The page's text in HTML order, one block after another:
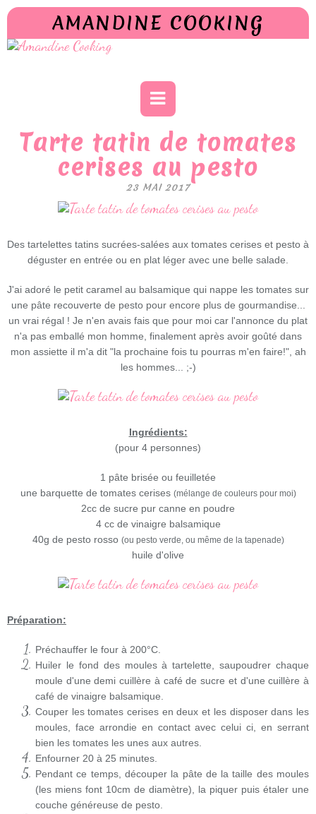
AMANDINE COOKING
Tarte tatin de tomates
cerises au pesto
23 MAI 2017
Des tartelettes tatins sucrées-salées aux tomates cerises et pesto à
déguster en entrée ou en plat léger avec une belle salade.
J'ai adoré le petit caramel au balsamique qui nappe les tomates sur
une pâte recouverte de pesto pour encore plus de gourmandise...
un vrai régal ! Je n'en avais fais que pour moi car l'annonce du plat
n'a pas emballé mon homme, finalement après avoir goûté dans
mon assiette il m'a dit "la prochaine fois tu pourras m'en faire!", ah
les hommes... ;-)
Ingrédients:
(pour 4 personnes)
1 pâte brisée ou feuilletée
une barquette de tomates cerises (mélange de couleurs pour moi)
2cc de sucre pur canne en poudre
4 cc de vinaigre balsamique
40g de pesto rosso (ou pesto verde, ou même de la tapenade)
huile d'olive
Préparation:
Préchauffer le four à 200°C.
Huiler le fond des moules à tartelette, saupoudrer chaque
moule d'une demi cuillère à café de sucre et d'une cuillère à
café de vinaigre balsamique.
Couper les tomates cerises en deux et les disposer dans les
moules, face arrondie en contact avec celui ci, en serrant
bien les tomates les unes aux autres.
Enfourner 20 à 25 minutes.
Pendant ce temps, découper la pâte de la taille des moules
(les miens font 10cm de diamètre), la piquer puis étaler une
couche généreuse de pesto.